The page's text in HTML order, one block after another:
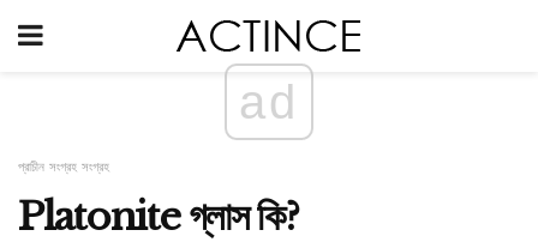
ad
প্রাচীন সংগ্রহ সংগ্রহ
Platonite গ্লাস কি?